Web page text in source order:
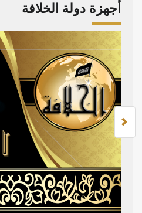
أجهزة دولة الخلافة